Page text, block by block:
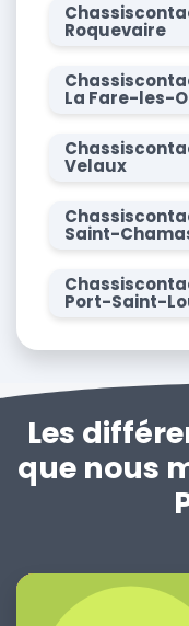
Roquevaire
La Fare-les-
Velaux
Saint-
Port-Saint-
Les
que nous